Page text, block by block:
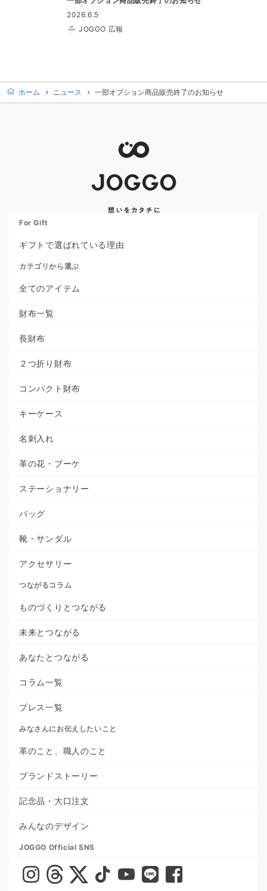
2026.6.5
JOGGO 広報
ホーム ニュース 一部オプション商品販売終了のお知らせ
For Gift
ギフトで選ばれている理由
カテゴリから選ぶ
全てのアイテム
財布一覧
長財布
２つ折り財布
コンパクト財布
キーケース
名刺入れ
革の花・ブーケ
ステーショナリー
バッグ
靴・サンダル
アクセサリー
つながるコラム
ものづくりとつながる
未来とつながる
あなたとつながる
コラム一覧
プレス一覧
みなさんにお伝えしたいこと
革のこと、職人のこと
ブランドストーリー
記念品・大口注文
みんなのデザイン
JOGGO Official SNS